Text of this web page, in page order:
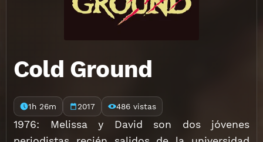
Cold Ground
1h 26m 2017 486 vistas
1976: Melissa y David son dos jóvenes